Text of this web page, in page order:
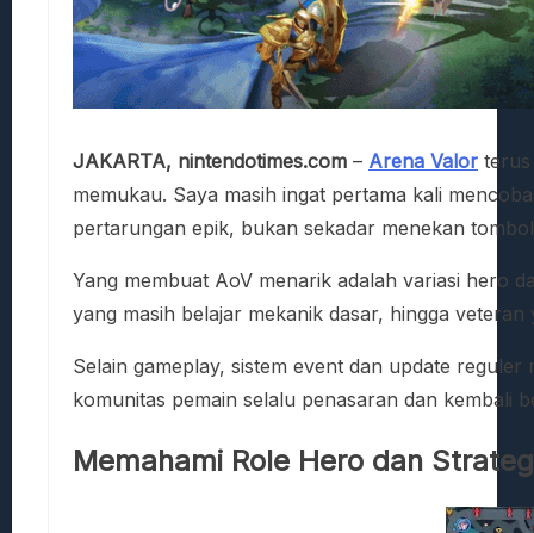
JAKARTA, nintendotimes.com – Arena Valor terus
memukau. Saya masih ingat pertama kali
pertarungan epik, bukan sekadar menekan
Yang membuat AoV menarik adalah variasi hero
yang masih belajar mekanik dasar, hingga
Selain gameplay, sistem event dan update
komunitas pemain selalu penasaran dan kembali
Memahami Role Hero dan